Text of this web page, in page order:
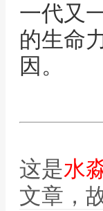
一代又
的生命
因。
这是水
文章，